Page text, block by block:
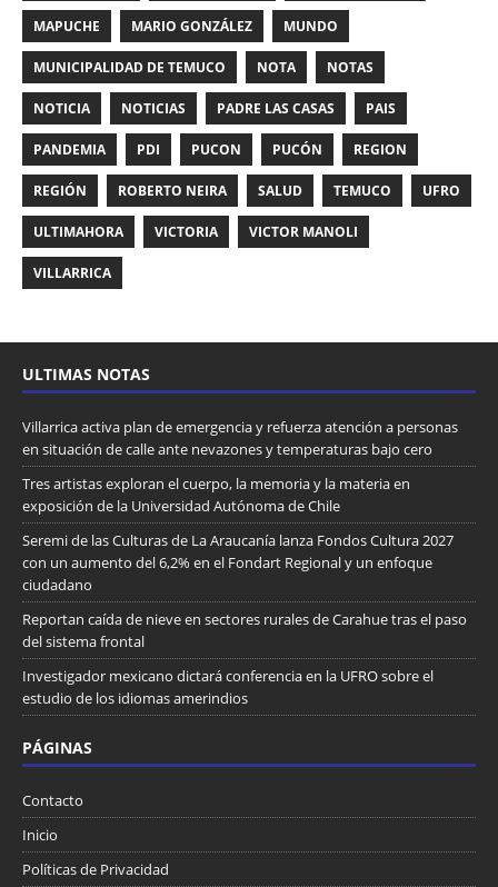
MAPUCHE MARIO GONZÁLEZ MUNDO
MUNICIPALIDAD DE TEMUCO NOTA NOTAS
NOTICIA NOTICIAS PADRE LAS CASAS PAIS
PANDEMIA PDI PUCON PUCÓN REGION
REGIÓN ROBERTO NEIRA SALUD TEMUCO UFRO
ULTIMAHORA VICTORIA VICTOR MANOLI
VILLARRICA
ULTIMAS NOTAS
Villarrica activa plan de emergencia y refuerza atención a personas
en situación de calle ante nevazones y temperaturas bajo cero
Tres artistas exploran el cuerpo, la memoria y la materia en
exposición de la Universidad Autónoma de Chile
Seremi de las Culturas de La Araucanía lanza Fondos Cultura 2027
con un aumento del 6,2% en el Fondart Regional y un enfoque
ciudadano
Reportan caída de nieve en sectores rurales de Carahue tras el paso
del sistema frontal
Investigador mexicano dictará conferencia en la UFRO sobre el
estudio de los idiomas amerindios
PÁGINAS
Contacto
Inicio
Políticas de Privacidad